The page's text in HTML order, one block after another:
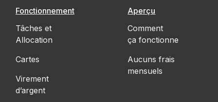
Fonctionnement
Tâches et
Allocation
Cartes
Virement
d’argent
Aperçu
Comment
ça fonctionne
Aucuns frais
mensuels